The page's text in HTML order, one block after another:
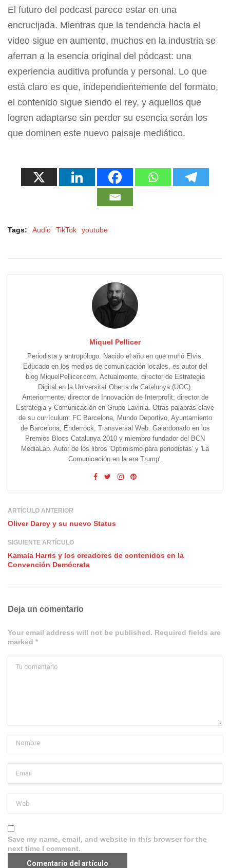
El futuro del podcast parece estar en una
encrucijada. Mientras que la tendencia hacia el
video sigue en aumento, muchos en la industria se
aferran a la esencia original del pódcast: una
experiencia auditiva profunda y personal. Lo que
está claro es que, independientemente del formato,
el contenido sigue siendo el rey, y aquellos que
logren adaptarse sin perder su esencia serán los
que dominen este nuevo paisaje mediático.
Tags: Audio TikTok youtube
Miquel Pellicer
Periodista y antropólogo. Nacido el año en que murió Elvis.
Educado en los medios de comunicación locales, es autor del
blog MiquelPellicer.com. Actualmente, director de Estrategia
Digital en la Universitat Oberta de Catalunya (UOC).
Anteriormente, director de Innovación de Interprofit; director de
Estrategia y Comunicación en Grupo Lavinia. Otras palabras clave
de su currículum: FC Barcelona, Mundo Deportivo, Ayuntamiento
de Barcelona, Enderrock, Transversal Web. Galardonado en los
Premios Blocs Catalunya 2010 y miembro fundador del BCN
MediaLab. Autor de los libros 'Optimismo para periodistas' y 'La
Comunicación en la era Trump'.
ARTÍCULO ANTERIOR
Oliver Darcy y su nuevo Status
SIGUIENTE ARTÍCULO
Kamala Harris y los creadores de contenidos en la
Convención Demócrata
Deja un comentario
Your email address will not be published. Required fields are
marked *
Save my name, email, and website in this browser for the
next time I comment.